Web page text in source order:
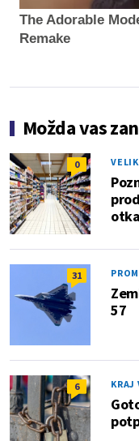
The Adorable
Remake
Možda vas
0
31
57
6 KRAJ